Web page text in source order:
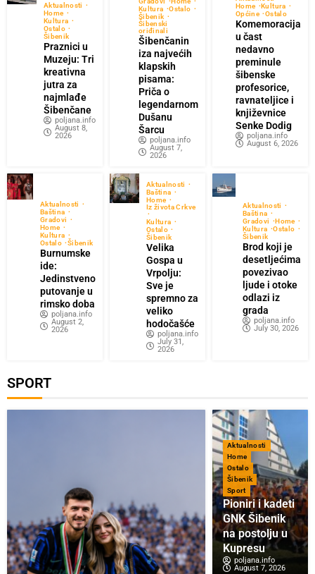
Aktualnosti
Home
Kultura
Ostalo
Šibenik
Praznici u
Muzeju: Tri
kreativna
jutra za
najmlađe
Šibenčane
poljana.info
August 8,
2026
Kultura
Ostalo
Šibenik
Šibenski
oriđinali
Šibenčanin
iza najvećih
klapskih
pisama:
Priča o
legendarnom
Dušanu
Šarcu
poljana.info
August 7,
2026
Home
Kultura
Općine
Ostalo
Komemoracija
u čast
nedavno
preminule
šibenske
profesorice,
ravnateljice i
književnice
Senke Dodig
poljana.info
August 6, 2026
Aktualnosti
Baština
Gradovi
Home
Kultura
Ostalo
Šibenik
Burnumske
ide:
Jedinstveno
putovanje u
rimsko doba
poljana.info
August 2,
2026
Aktualnosti
Baština
Home
Iz života Crkve
Kultura
Ostalo
Šibenik
Velika
Gospa u
Vrpolju:
Sve je
spremno za
veliko
hodočašće
poljana.info
July 31,
2026
Aktualnosti
Baština
Gradovi
Home
Kultura
Ostalo
Šibenik
Brod koji je
desetljećima
povezivao
ljude i otoke
odlazi iz
grada
poljana.info
July 30, 2026
SPORT
Aktualnosti
Home
Ostalo
Šibenik
Sport
Pioniri i kadeti
GNK Šibenik
na postolju u
Kupresu
poljana.info
August 7, 2026